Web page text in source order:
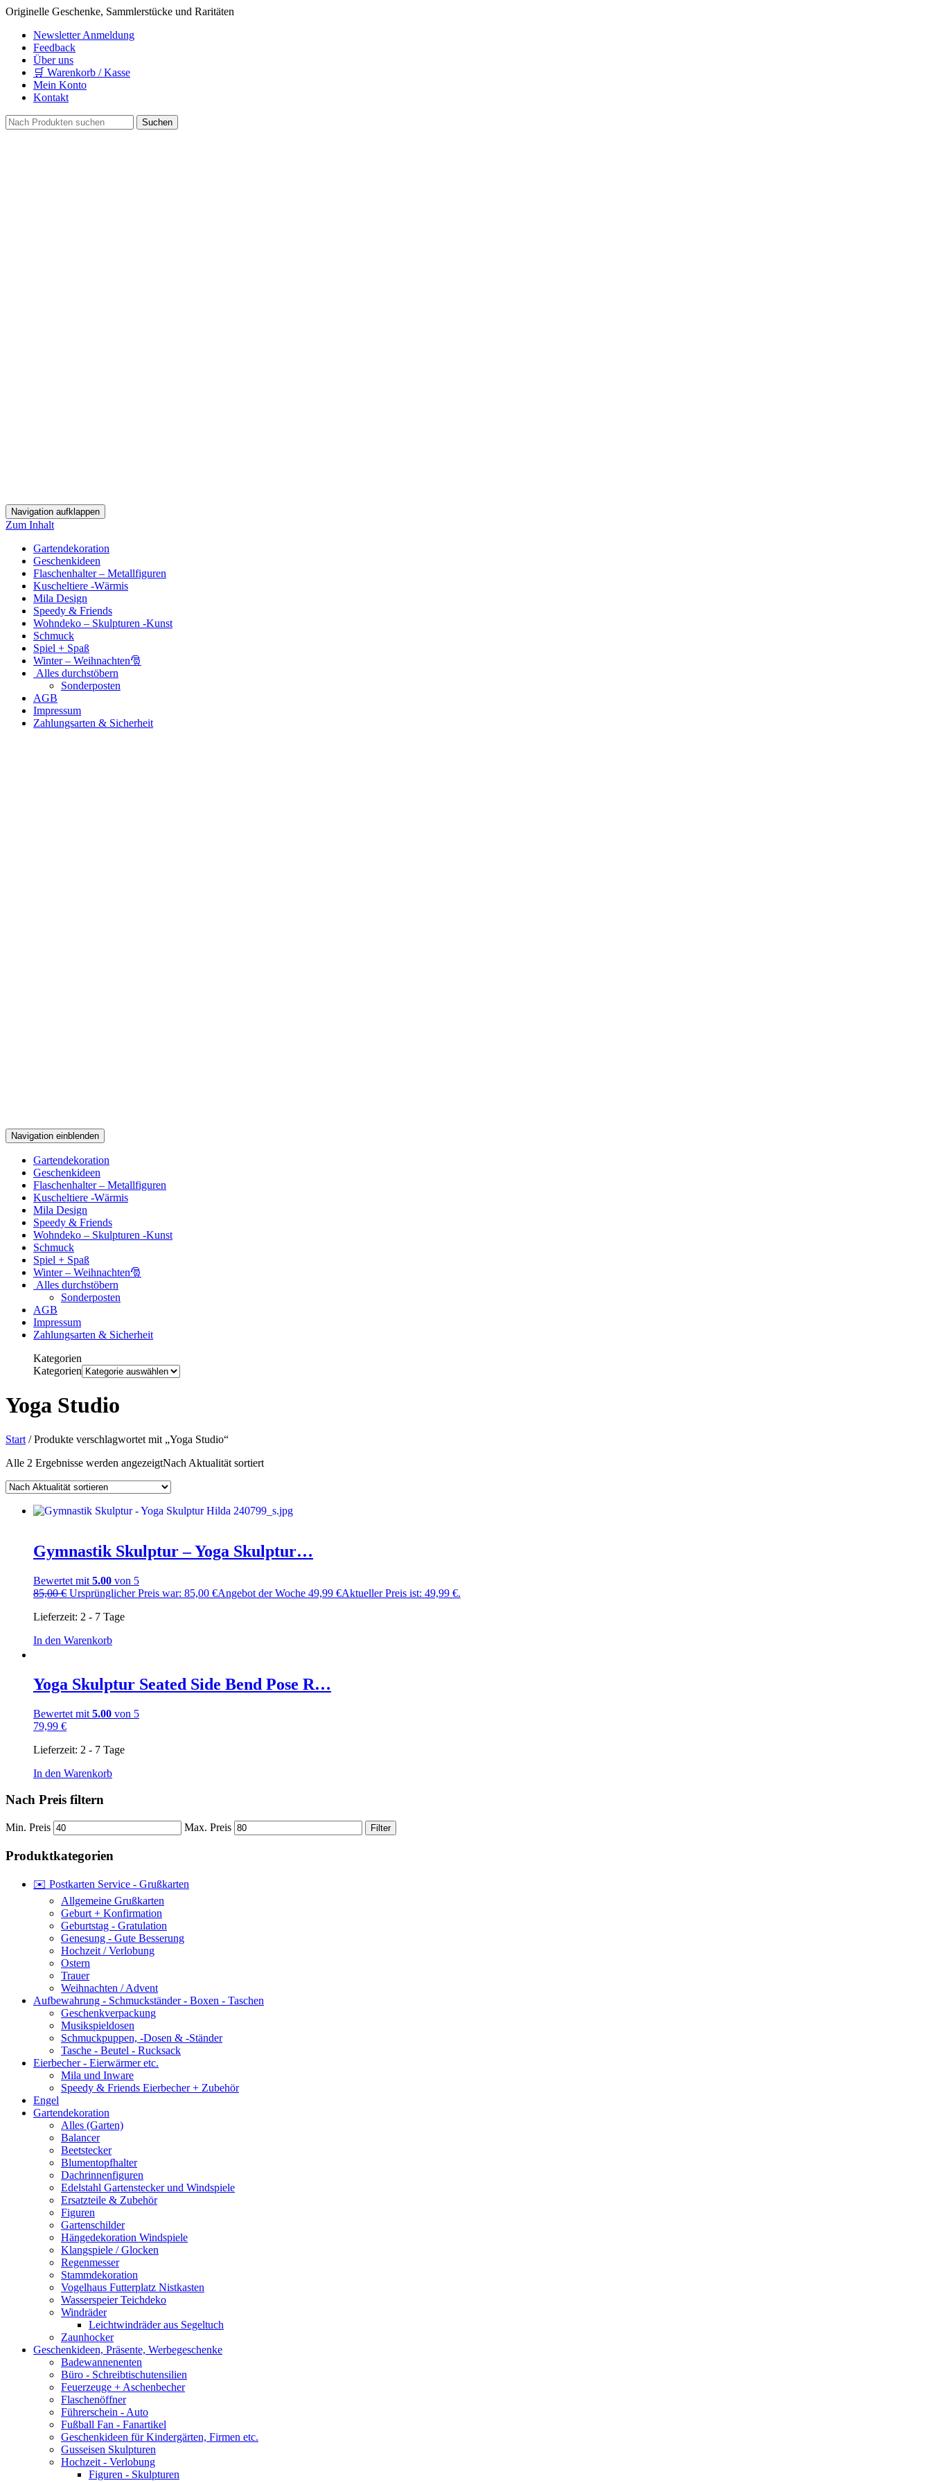
Originelle Geschenke, Sammlerstücke und Raritäten
Newsletter Anmeldung
Feedback
Über uns
🛒 Warenkorb / Kasse
Mein Konto
Kontakt
Navigation aufklappen
Zum Inhalt
Gartendekoration
Geschenkideen
Flaschenhalter – Metallfiguren
Kuscheltiere -Wärmis
Mila Design
Speedy & Friends
Wohndeko – Skulpturen -Kunst
Schmuck
Spiel + Spaß
Winter – Weihnachten🎅
Alles durchstöbern
Sonderposten
AGB
Impressum
Zahlungsarten & Sicherheit
Navigation einblenden
Gartendekoration
Geschenkideen
Flaschenhalter – Metallfiguren
Kuscheltiere -Wärmis
Mila Design
Speedy & Friends
Wohndeko – Skulpturen -Kunst
Schmuck
Spiel + Spaß
Winter – Weihnachten🎅
Alles durchstöbern
Sonderposten
AGB
Impressum
Zahlungsarten & Sicherheit
Kategorien
Kategorien
Yoga Studio
Start / Produkte verschlagwortet mit „Yoga Studio“
Alle 2 Ergebnisse werden angezeigtNach Aktualität sortiert
Gymnastik Skulptur – Yoga Skulptur…
Bewertet mit 5.00 von 5
85,00€ Ursprünglicher Preis war: 85,00 €Angebot der Woche 49,99 €Aktueller Preis ist: 49,99 €.
Lieferzeit: 2 - 7 Tage
In den Warenkorb
Yoga Skulptur Seated Side Bend Pose R…
Bewertet mit 5.00 von 5
79,99 €
Lieferzeit: 2 - 7 Tage
In den Warenkorb
Nach Preis filtern
Min. Preis Max. Preis Filter
Produktkategorien
✉️ Postkarten Service - Grußkarten
Allgemeine Grußkarten
Geburt + Konfirmation
Geburtstag - Gratulation
Genesung - Gute Besserung
Hochzeit / Verlobung
Ostern
Trauer
Weihnachten / Advent
Aufbewahrung - Schmuckständer - Boxen - Taschen
Geschenkverpackung
Musikspieldosen
Schmuckpuppen, -Dosen & -Ständer
Tasche - Beutel - Rucksack
Eierbecher - Eierwärmer etc.
Mila und Inware
Speedy & Friends Eierbecher + Zubehör
Engel
Gartendekoration
Alles (Garten)
Balancer
Beetstecker
Blumentopfhalter
Dachrinnenfiguren
Edelstahl Gartenstecker und Windspiele
Ersatzteile & Zubehör
Figuren
Gartenschilder
Hängedekoration Windspiele
Klangspiele / Glocken
Regenmesser
Stammdekoration
Vogelhaus Futterplatz Nistkasten
Wasserspeier Teichdeko
Windräder
Leichtwindräder aus Segeltuch
Zaunhocker
Geschenkideen, Präsente, Werbegeschenke
Badewannenenten
Büro - Schreibtischutensilien
Feuerzeuge + Aschenbecher
Flaschenöffner
Führerschein - Auto
Fußball Fan - Fanartikel
Geschenkideen für Kindergärten, Firmen etc.
Gusseisen Skulpturen
Hochzeit - Verlobung
Figuren - Skulpturen